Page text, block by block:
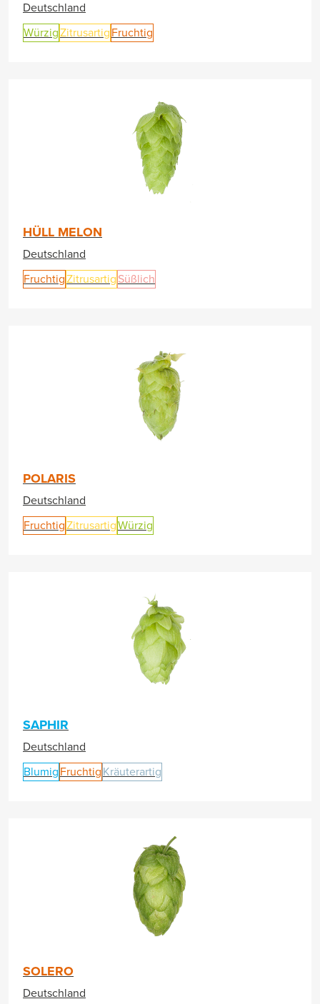
Deutschland
WürzigZitrusartig Fruchtig
HÜLL MELON
Deutschland
FruchtigZitrusartig Süßlich
POLARIS
Deutschland
FruchtigZitrusartigWürzig
SAPHIR
Deutschland
Blumig Fruchtig Kräuterartig
SOLERO
Deutschland